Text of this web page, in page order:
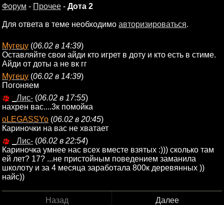
Форум - Прочее - Дота 2
Для ответа в теме необходимо авторизироваться.
Мугецу (06.02 в 14:39)
Оставляйте свои айди кто игрет в доту и кто есть в стиме.
Айди от доты а не вк гг
Мугецу (06.02 в 14:39)
Погоняем
_Лис- (06.02 в 17:55)
нахрен вас....3к помойка
oLEGASSYo (06.02 в 20:45)
Кариночки на вас не хватает
_Лис- (06.02 в 22:54)
Кариночка умнее нас всех вместе взятых :))) сколько там
ей лет? 17? ...не пристойным поведением заманила
школоту и за 4 месяца заработала 800к деревянных ))
найс))
Назад Далее